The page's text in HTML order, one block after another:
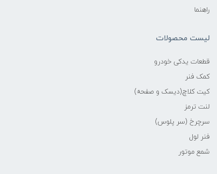
راهنما
لیست محصولات
قطعات یدکی خودرو
کمک فنر
کیت کلاچ(دیسک و صفحه)
لنت ترمز
سرچرخ (سر پلوس)
فنر لول
شمع موتور